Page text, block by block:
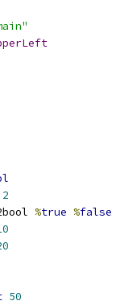
2
%true %false
50